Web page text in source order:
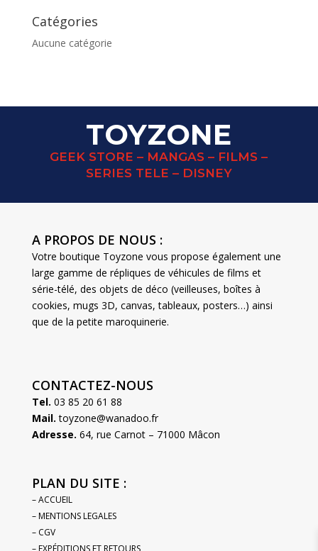
Catégories
Aucune catégorie
TOYZONE
GEEK STORE – MANGAS – FILMS –
SERIES TELE – DISNEY
A PROPOS DE NOUS :
Votre boutique Toyzone vous propose également une
large gamme de répliques de véhicules de films et
série-télé, des objets de déco (veilleuses, boîtes à
cookies, mugs 3D, canvas, tableaux, posters…) ainsi
que de la petite maroquinerie.
CONTACTEZ-NOUS
Tel. 03 85 20 61 88
Mail. toyzone@wanadoo.fr
Adresse. 64, rue Carnot – 71000 Mâcon
PLAN DU SITE :
– ACCUEIL
– MENTIONS LEGALES
– CGV